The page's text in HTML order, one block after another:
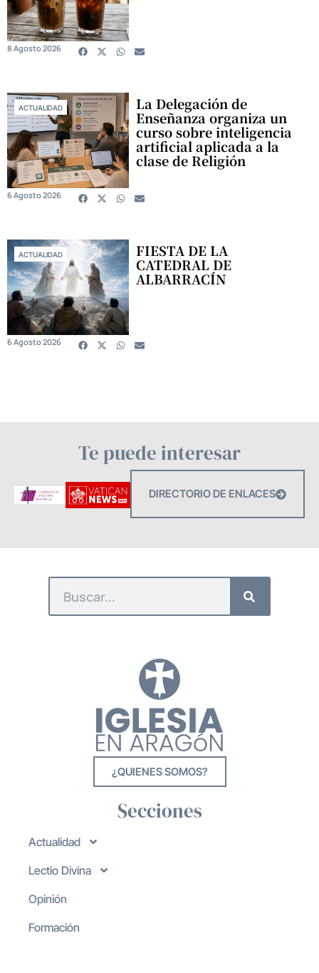
8 Agosto 2026
ACTUALIDAD La Delegación de
Enseñanza organiza un
curso sobre inteligencia
artificial aplicada a la
clase de Religión
6 Agosto 2026
ACTUALIDAD FIESTA DE LA
CATEDRAL DE
ALBARRACÍN
6 Agosto 2026
Te puede interesar
DIRECTORIO DE ENLACES
¿QUIENES SOMOS?
Secciones
Actualidad
Lectio Divina
Opinión
Formación